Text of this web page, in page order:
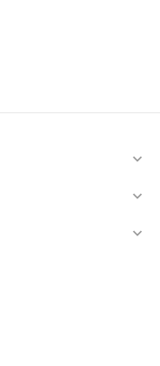


